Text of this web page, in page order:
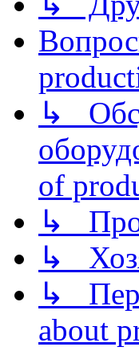
↳
of
↳
↳
↳
about